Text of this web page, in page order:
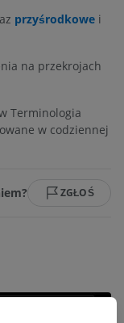
przyśrodkowe i
na przekrojach
Terminologia
w codziennej
ZGŁOŚ